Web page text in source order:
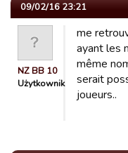
09/02/16 23:21
NZ BB 10
Użytkownik
me
ayant les
même
serait
joueurs..